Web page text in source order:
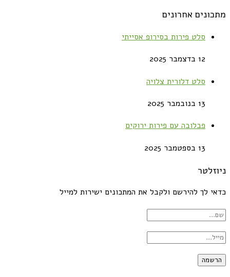
מתכונים אחרונים
סלט פירות בסירופ אסייתי
12 בדצמבר 2025
סלט דלורית צלויה
13 בנובמבר 2025
פבלובה עם פירות ירוקים
13 בספטמבר 2025
ניוזלטר
כדאי לך להירשם ולקבל את המתכונים ישירות למייל